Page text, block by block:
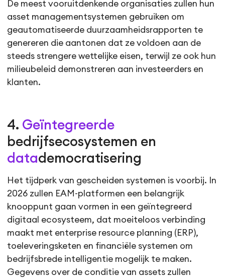
De meest vooruitdenkende organisaties zullen hun
asset managementsystemen gebruiken om
geautomatiseerde duurzaamheidsrapporten te
genereren die aantonen dat ze voldoen aan de
steeds strengere wettelijke eisen, terwijl ze ook hun
milieubeleid demonstreren aan investeerders en
klanten.
4. Geïntegreerde
bedrijfsecosystemen en
datademocratisering
Het tijdperk van gescheiden systemen is voorbij. In
2026 zullen EAM-platformen een belangrijk
knooppunt gaan vormen in een geïntegreerd
digitaal ecosysteem, dat moeiteloos verbinding
maakt met enterprise resource planning (ERP),
toeleveringsketen en financiële systemen om
bedrijfsbrede intelligentie mogelijk te maken.
Gegevens over de conditie van assets zullen